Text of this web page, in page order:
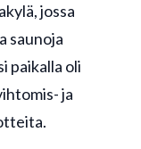
jossa
saunoja
paikalla oli
ja